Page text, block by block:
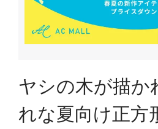
ヤシの木が描か
れな夏向け正方